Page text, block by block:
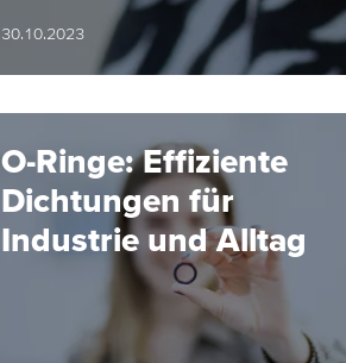
30.10.2023
O-Ringe: Effiziente
Dichtungen für
Industrie und Alltag